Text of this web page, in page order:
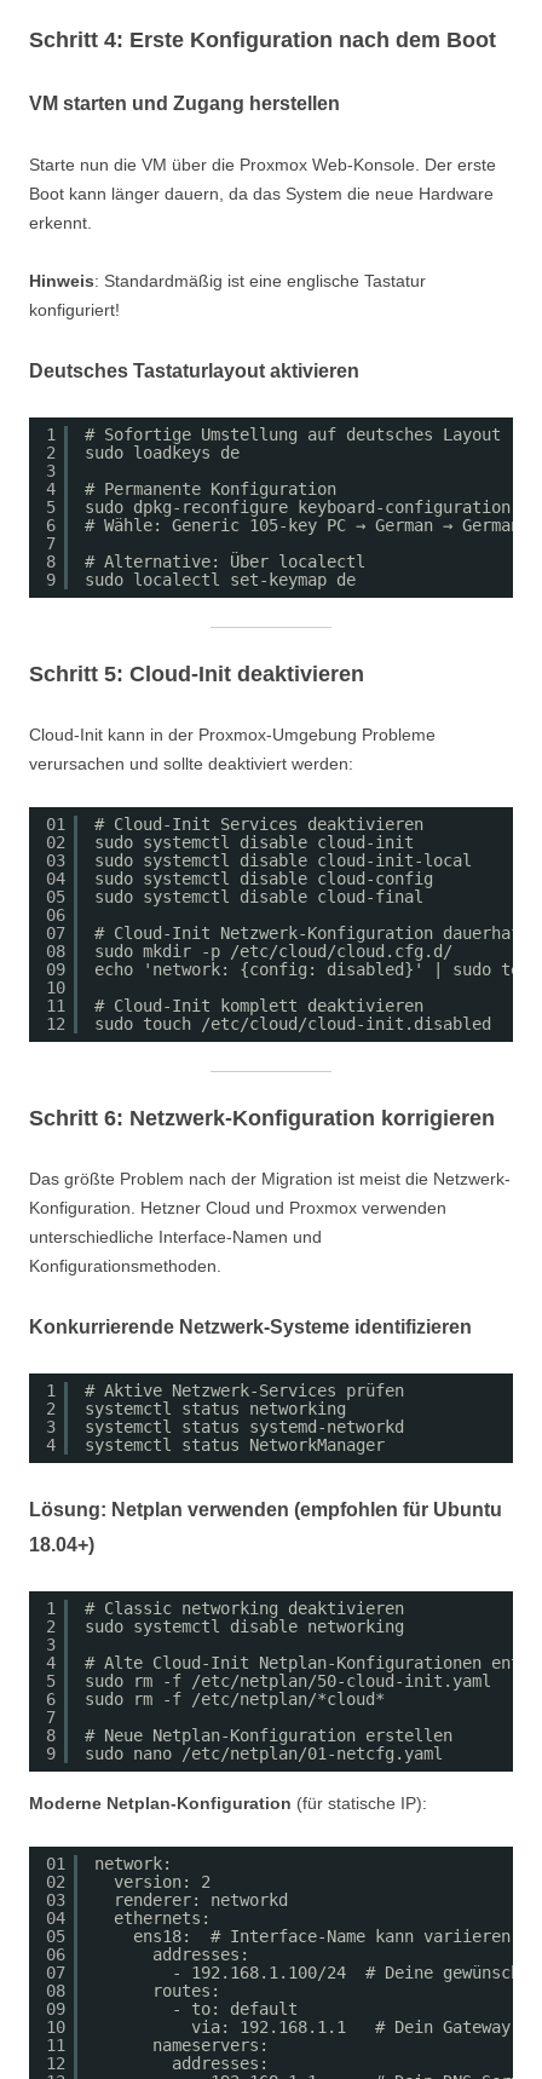
Schritt 4: Erste Konfiguration nach dem Boot
VM starten und Zugang herstellen
Starte nun die VM über die Proxmox Web-Konsole. Der erste
Boot kann länger dauern, da das System die neue Hardware
erkennt.
Hinweis: Standardmäßig ist eine englische Tastatur
konfiguriert!
Deutsches Tastaturlayout aktivieren
1
2
3
4
5
6
7
8
9
# Sofortige Umstellung auf deutsches Layout
sudo loadkeys de
# Permanente Konfiguration
sudo dpkg-reconfigure keyboard-configuration
# Wähle: Generic 105-key PC → German → German
# Alternative: Über localectl
sudo localectl set-keymap de
Schritt 5: Cloud-Init deaktivieren
Cloud-Init kann in der Proxmox-Umgebung Probleme
verursachen und sollte deaktiviert werden:
01
02
03
04
05
06
07
08
09
10
11
12
# Cloud-Init Services deaktivieren
sudo systemctl disable cloud-init
sudo systemctl disable cloud-init-local
sudo systemctl disable cloud-config
sudo systemctl disable cloud-final
# Cloud-Init Netzwerk-Konfiguration dauerhaft
sudo mkdir -p /etc/cloud/cloud.cfg.d/
echo 'network: {config: disabled}' | sudo tee
# Cloud-Init komplett deaktivieren
sudo touch /etc/cloud/cloud-init.disabled
Schritt 6: Netzwerk-Konfiguration korrigieren
Das größte Problem nach der Migration ist meist die Netzwerk-
Konfiguration. Hetzner Cloud und Proxmox verwenden
unterschiedliche Interface-Namen und
Konfigurationsmethoden.
Konkurrierende Netzwerk-Systeme identifizieren
1
2
3
4
# Aktive Netzwerk-Services prüfen
systemctl status networking
systemctl status systemd-networkd
systemctl status NetworkManager
Lösung: Netplan verwenden (empfohlen für Ubuntu
18.04+)
1
2
3
4
5
6
7
8
9
# Classic networking deaktivieren
sudo systemctl disable networking
# Alte Cloud-Init Netplan-Konfigurationen
sudo rm -f /etc/netplan/50-cloud-init.yaml
sudo rm -f /etc/netplan/*cloud*
# Neue Netplan-Konfiguration erstellen
sudo nano /etc/netplan/01-netcfg.yaml
Moderne Netplan-Konfiguration (für statische IP):
01
02
03
04
05
06
07
08
09
10
11
12
network:
version: 2
renderer: networkd
ethernets:
ens18:  # Interface-Name kann variieren
addresses:
- 192.168.1.100/24  # Deine
routes:
- to: default
via: 192.168.1.1   # Dein Gateway
nameservers:
addresses: